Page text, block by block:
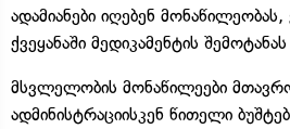
ადამიანები იღებენ მონაწილეობას,
ქვეყანაში მედიკამენტის
მსვლელობის მონაწილეები
ადმინისტრაციისკენ წითელი